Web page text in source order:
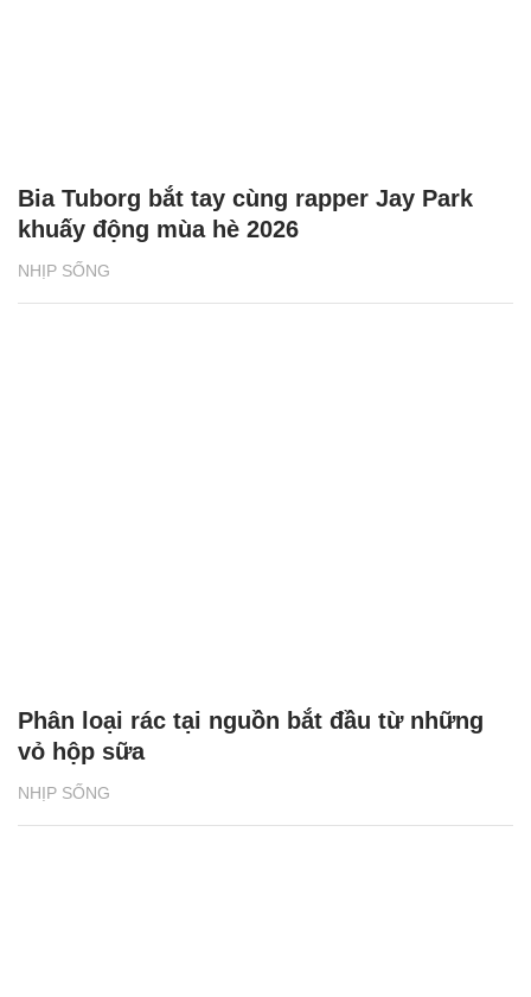
NHỊP SỐNG
Bia Tuborg bắt tay cùng rapper Jay Park
khuấy động mùa hè 2026
NHỊP SỐNG
Phân loại rác tại nguồn bắt đầu từ những
vỏ hộp sữa